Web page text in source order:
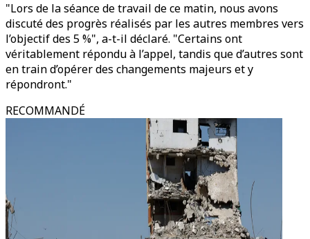
"Lors de la séance de travail de ce matin, nous avons
discuté des progrès réalisés par les autres membres vers
l’objectif des 5 %", a-t-il déclaré. "Certains ont
véritablement répondu à l’appel, tandis que d’autres sont
en train d’opérer des changements majeurs et y
répondront."
RECOMMANDÉ